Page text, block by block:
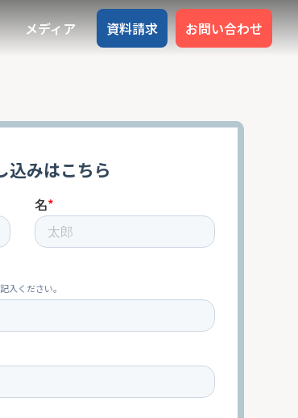
メディア 資料請求 お問い合わせ